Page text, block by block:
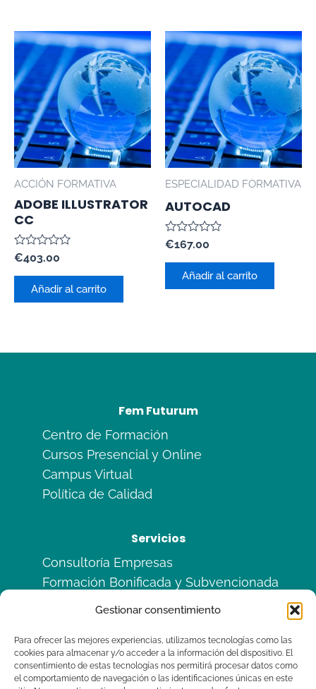
Gestionar consentimiento
Para ofrecer las mejores experiencias, utilizamos tecnologías como las
cookies para almacenar y/o acceder a la información del dispositivo. El
consentimiento de estas tecnologías nos permitirá procesar datos como
el comportamiento de navegación o las identificaciones únicas en este
ACCIÓN FORMATIVA
ADOBE ILLUSTRATOR
CC
Valorado
con
0
€403.00
Añadir al carrito
ESPECIALIDAD FORMATIVA
AUTOCAD
Valorado
0
€167.00
Añadir al carrito
Fem Futurum
Centro de Formación
Cursos Presencial y Online
Campus Virtual
Política de Calidad
Servicios
Consultoría Empresas
Formación Bonificada y Subvencionada
Legal